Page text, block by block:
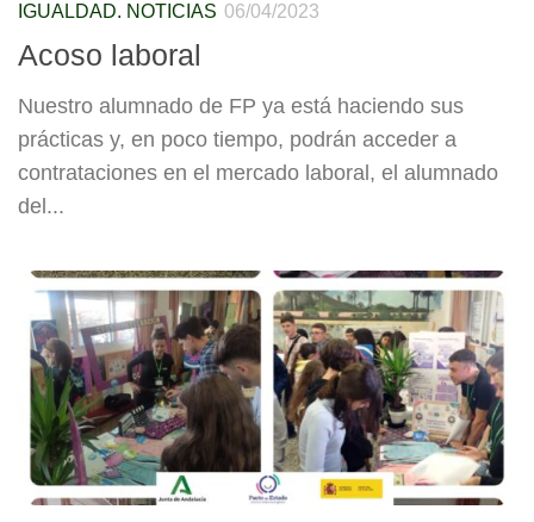
IGUALDAD. NOTICIAS 06/04/2023
Acoso laboral
Nuestro alumnado de FP ya está haciendo sus
prácticas y, en poco tiempo, podrán acceder a
contrataciones en el mercado laboral, el alumnado
del...